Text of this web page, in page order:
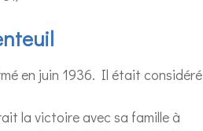
en juin 1936. Il était considéré
la victoire avec sa famille à